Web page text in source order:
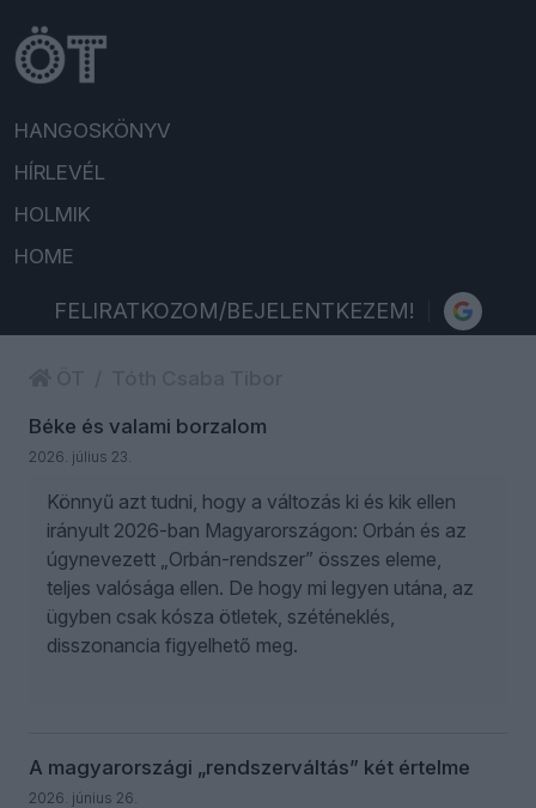
HANGOSKÖNYV
HÍRLEVÉL
HOLMIK
HOME
FELIRATKOZOM/BEJELENTKEZEM!
Béke és valami borzalom
2026. július 23.
Könnyű azt tudni, hogy a változás ki és kik ellen
irányult 2026-ban Magyarországon: Orbán és az
úgynevezett „Orbán-rendszer” összes eleme,
teljes valósága ellen. De hogy mi legyen utána, az
ügyben csak kósza ötletek, széténeklés,
disszonancia figyelhető meg.
A magyarországi „rendszerváltás” két értelme
2026. június 26.